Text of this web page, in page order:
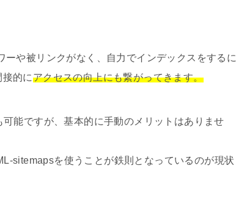
や被リンクがなく、自力でインデックスをするに
的にアクセスの向上にも繋がってきます。
能ですが、基本的に手動のメリットはありませ
sitemapsを使うことが鉄則となっているのが現状